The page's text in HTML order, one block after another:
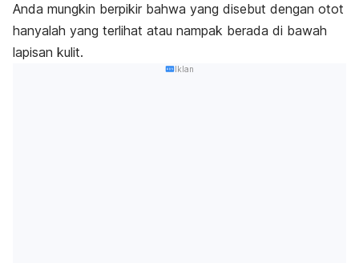
Anda mungkin berpikir bahwa yang disebut dengan otot
hanyalah yang terlihat atau nampak berada di bawah
lapisan kulit.
Iklan